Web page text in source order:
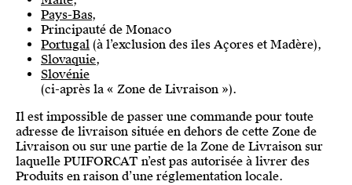
Pays-Bas,
Principauté de Monaco
Portugal (à l’exclusion des îles Açores et Madère),
Slovaquie,
Slovénie
(ci-après la « Zone de Livraison »).
Il est impossible de passer une commande pour toute
adresse de livraison située en dehors de cette Zone de
Livraison ou sur une partie de la Zone de Livraison sur
laquelle PUIFORCAT n’est pas autorisée à livrer des
Produits en raison d’une réglementation locale.